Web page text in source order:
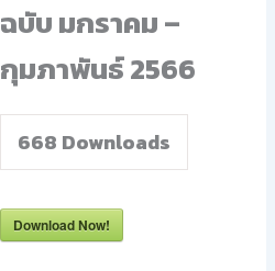
ฉบับ มกราคม –
กุมภาพันธ์ 2566
668 Downloads
Download Now!